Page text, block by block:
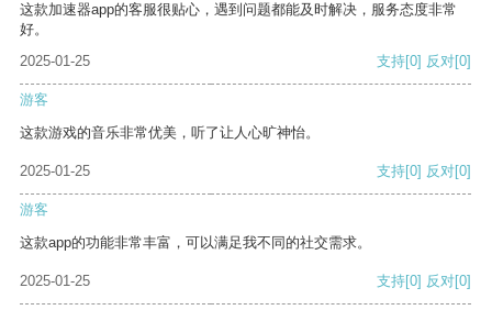
这款加速器app的客服很贴心，遇到问题都能及时解决，服务态度非常
好。
2025-01-25
支持[0] 反对[0]
游客
这款游戏的音乐非常优美，听了让人心旷神怡。
2025-01-25 支持[0] 反对[0]
游客
这款app的功能非常丰富，可以满足我不同的社交需求。
2025-01-25 支持[0] 反对[0]